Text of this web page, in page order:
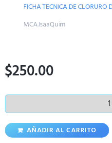
FICHA TECNICA DE CLORURO DE
MCA.IsaaQuim
$250.00
AÑADIR AL CARRITO